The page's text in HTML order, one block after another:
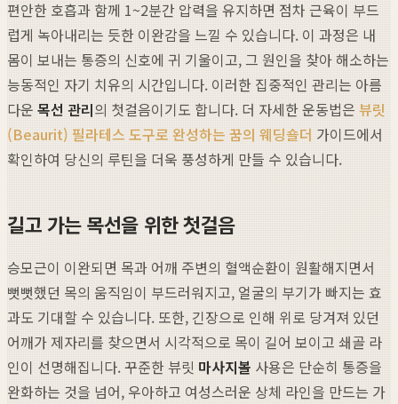
편안한 호흡과 함께 1~2분간 압력을 유지하면 점차 근육이 부드
럽게 녹아내리는 듯한 이완감을 느낄 수 있습니다. 이 과정은 내
몸이 보내는 통증의 신호에 귀 기울이고, 그 원인을 찾아 해소하는
능동적인 자기 치유의 시간입니다. 이러한 집중적인 관리는 아름
다운 목선 관리의 첫걸음이기도 합니다. 더 자세한 운동법은 뷰릿
(Beaurit) 필라테스 도구로 완성하는 꿈의 웨딩숄더 가이드에서
확인하여 당신의 루틴을 더욱 풍성하게 만들 수 있습니다.
길고 가는 목선을 위한 첫걸음
승모근이 이완되면 목과 어깨 주변의 혈액순환이 원활해지면서
뻣뻣했던 목의 움직임이 부드러워지고, 얼굴의 부기가 빠지는 효
과도 기대할 수 있습니다. 또한, 긴장으로 인해 위로 당겨져 있던
어깨가 제자리를 찾으면서 시각적으로 목이 길어 보이고 쇄골 라
인이 선명해집니다. 꾸준한 뷰릿 마사지볼 사용은 단순히 통증을
완화하는 것을 넘어, 우아하고 여성스러운 상체 라인을 만드는 가